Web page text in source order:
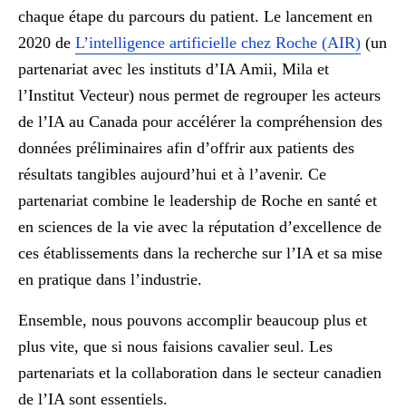
chaque étape du parcours du patient. Le lancement en
2020 de L’intelligence artificielle chez Roche (AIR) (un
partenariat avec les instituts d’IA Amii, Mila et
l’Institut Vecteur) nous permet de regrouper les acteurs
de l’IA au Canada pour accélérer la compréhension des
données préliminaires afin d’offrir aux patients des
résultats tangibles aujourd’hui et à l’avenir. Ce
partenariat combine le leadership de Roche en santé et
en sciences de la vie avec la réputation d’excellence de
ces établissements dans la recherche sur l’IA et sa mise
en pratique dans l’industrie.
Ensemble, nous pouvons accomplir beaucoup plus et
plus vite, que si nous faisions cavalier seul. Les
partenariats et la collaboration dans le secteur canadien
de l’IA sont essentiels.